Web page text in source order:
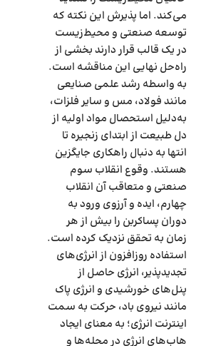
می‌کند. اما پذیرش این نکته که
توسعه صنعتی و محیط‌زیست
در یک قالب قرار دارند بخشی از
راه‌‌‌حل نهایی این مناقشه است.
به واسطه رشد علمی صنایعی
مانند فولاد، مس و سایر فلزات،
به‌دلیل استحصال مواد اولیه از
دل طبیعت از ابتدای زنجیره تا
انتها به دنبال راهکاری جایگزین
هستند. وقوع انقلاب سوم
صنعتی و متعاقب آن انقلاب
چهارم، ایده و آرزوی ورود به
دوران پساکربن را بیش از هر
زمان به تحقق نزدیک کرده است.
استفاده روزافزون از انرژی‌‌‌های
تجدیدپذیر، انرژی حاصل از
پنل‌‌‌های خورشیدی و انرژی پاک
مانند نیروی باد، حرکت به سمت
اینترنت انرژی؛ به معنای ایجاد
هاب‌های انرژی در محله‌‌‌ها و